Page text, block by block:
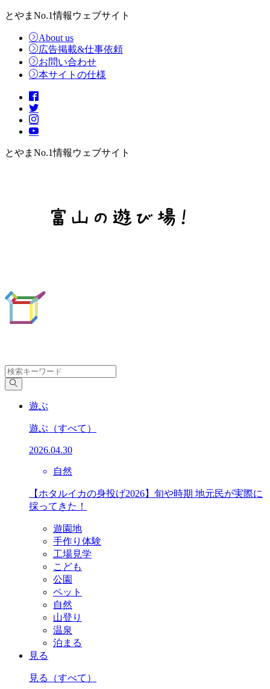
とやまNo.1情報ウェブサイト
About us
広告掲載&仕事依頼
お問い合わせ
本サイトの仕様
とやまNo.1情報ウェブサイト
遊ぶ
遊ぶ （すべて）
2026.04.30
自然
【ホタルイカの身投げ2026】旬や時期 地元民が実際に
採ってきた！
遊園地
手作り体験
工場見学
こども
公園
ペット
自然
山登り
温泉
泊まる
見る
見る （すべて）